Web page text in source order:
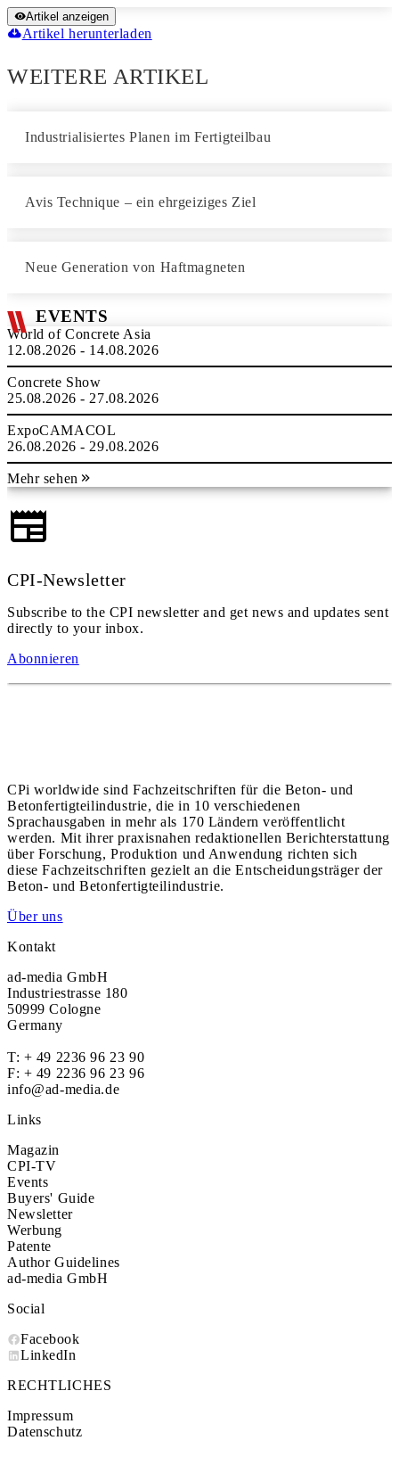
Artikel anzeigen
Artikel herunterladen
WEITERE ARTIKEL
Industrialisiertes Planen im Fertigteilbau
Avis Technique – ein ehrgeiziges Ziel
Neue Generation von Haftmagneten
EVENTS
World of Concrete Asia
12.08.2026 - 14.08.2026
Concrete Show
25.08.2026 - 27.08.2026
ExpoCAMACOL
26.08.2026 - 29.08.2026
Mehr sehen
CPI-Newsletter
Subscribe to the CPI newsletter and get news and updates sent
directly to your inbox.
Abonnieren
CPi worldwide sind Fachzeitschriften für die Beton- und
Betonfertigteilindustrie, die in 10 verschiedenen
Sprachausgaben in mehr als 170 Ländern veröffentlicht
werden. Mit ihrer praxisnahen redaktionellen Berichterstattung
über Forschung, Produktion und Anwendung richten sich
diese Fachzeitschriften gezielt an die Entscheidungsträger der
Beton- und Betonfertigteilindustrie.
Über uns
Kontakt
ad-media GmbH
Industriestrasse 180
50999 Cologne
Germany
T: + 49 2236 96 23 90
F: + 49 2236 96 23 96
info@ad-media.de
Links
Magazin
CPI-TV
Events
Buyers' Guide
Newsletter
Werbung
Patente
Author Guidelines
ad-media GmbH
Social
Facebook
LinkedIn
RECHTLICHES
Impressum
Datenschutz